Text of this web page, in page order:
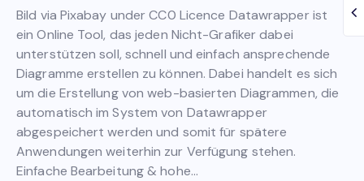
Bild via Pixabay under CC0 Licence Datawrapper ist
ein Online Tool, das jeden Nicht-Grafiker dabei
unterstützen soll, schnell und einfach ansprechende
Diagramme erstellen zu können. Dabei handelt es sich
um die Erstellung von web-basierten Diagrammen, die
automatisch im System von Datawrapper
abgespeichert werden und somit für spätere
Anwendungen weiterhin zur Verfügung stehen.
Einfache Bearbeitung & hohe…